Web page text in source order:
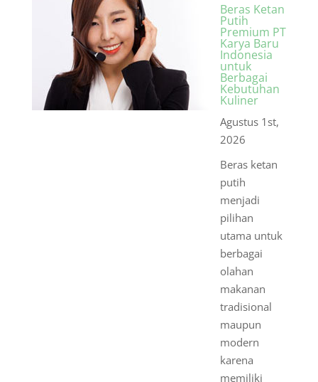
Beras Ketan
Putih
Premium PT
Karya Baru
Indonesia
untuk
Berbagai
Kebutuhan
Kuliner
Agustus 1st,
2026
Beras ketan
putih
menjadi
pilihan
utama untuk
berbagai
olahan
makanan
tradisional
maupun
modern
karena
memiliki